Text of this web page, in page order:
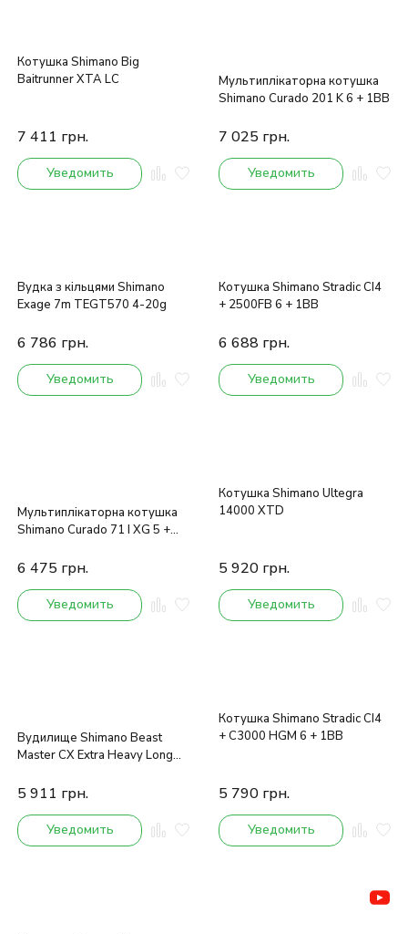
Котушка Shimano Big
Baitrunner XTA LC
7 411 грн.
Уведомить
Мультиплікаторна котушка
Shimano Curado 201 K 6 + 1BB
7 025 грн.
Уведомить
Вудка з кільцями Shimano
Exage 7m TEGT570 4-20g
6 786 грн.
Уведомить
Котушка Shimano Stradic CI4
+ 2500FB 6 + 1BB
6 688 грн.
Уведомить
Мультиплікаторна котушка
Shimano Curado 71 I XG 5 +
6 475 грн.
Уведомить
Котушка Shimano Ultegra
14000 XTD
5 920 грн.
Уведомить
Вудилище Shimano Beast
Master CX Extra Heavy Long
5 911 грн.
Уведомить
Котушка Shimano Stradic CI4
+ C3000 HGM 6 + 1BB
5 790 грн.
Уведомить